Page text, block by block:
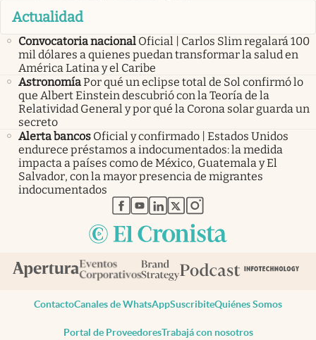
Actualidad
Convocatoria nacional Oficial | Carlos Slim regalará 100
mil dólares a quienes puedan transformar la salud en
América Latina y el Caribe
AstronomíaPor qué un eclipse total de Sol confirmó lo
que Albert Einstein descubrió con la Teoría de la
Relatividad General y por qué la Corona solar guarda un
secreto
Alerta bancos Oficial y confirmado | Estados Unidos
endurece préstamos a indocumentados: la medida
impacta a países como de México, Guatemala y El
Salvador, con la mayor presencia de migrantes
indocumentados
abre en nueva pestaña
abre en nueva pestaña
abre en nueva pestaña
abre en nueva pestaña
abre en nueva pestaña
ContactoCanales de WhatsAppSuscribiteQuiénes Somos
Portal de ProveedoresTrabajá con nosotros